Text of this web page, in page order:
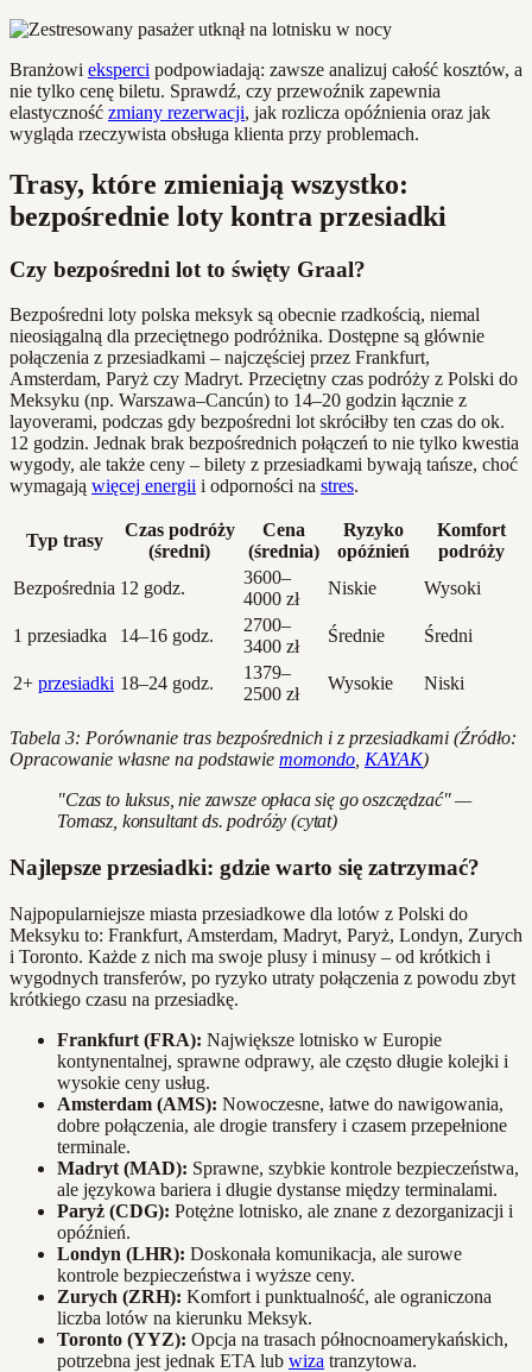
Branżowi eksperci podpowiadają: zawsze analizuj całość kosztów, a
nie tylko cenę biletu. Sprawdź, czy przewoźnik zapewnia
elastyczność zmiany rezerwacji, jak rozlicza opóźnienia oraz jak
wygląda rzeczywista obsługa klienta przy problemach.
Trasy, które zmieniają wszystko:
bezpośrednie loty kontra przesiadki
Czy bezpośredni lot to święty Graal?
Bezpośredni loty polska meksyk są obecnie rzadkością, niemal
nieosiągalną dla przeciętnego podróżnika. Dostępne są głównie
połączenia z przesiadkami – najczęściej przez Frankfurt,
Amsterdam, Paryż czy Madryt. Przeciętny czas podróży z Polski do
Meksyku (np. Warszawa–Cancún) to 14–20 godzin łącznie z
layoverami, podczas gdy bezpośredni lot skróciłby ten czas do ok.
12 godzin. Jednak brak bezpośrednich połączeń to nie tylko kwestia
wygody, ale także ceny – bilety z przesiadkami bywają tańsze, choć
wymagają więcej energii i odporności na stres.
Typ trasy
Czas podróży
(średni)
Cena
(średnia)
Ryzyko
opóźnień
Komfort
podróży
Bezpośrednia 12 godz.
3600–
4000 zł
Niskie Wysoki
1 przesiadka 14–16 godz.
2700–
3400 zł
Średnie Średni
2+ przesiadki 18–24 godz.
1379–
2500 zł
Wysokie Niski
Tabela 3: Porównanie tras bezpośrednich i z przesiadkami (Źródło:
Opracowanie własne na podstawie momondo KAYAK)
"Czas to luksus, nie zawsze opłaca się go oszczędzać" —
Tomasz, konsultant ds. podróży (cytat)
Najlepsze przesiadki: gdzie warto się zatrzymać?
Najpopularniejsze miasta przesiadkowe dla lotów z Polski do
Meksyku to: Frankfurt, Amsterdam, Madryt, Paryż, Londyn, Zurych
i Toronto. Każde z nich ma swoje plusy i minusy – od krótkich i
wygodnych transferów, po ryzyko utraty połączenia z powodu zbyt
krótkiego czasu na przesiadkę.
Frankfurt (FRA): Największe lotnisko w Europie
kontynentalnej, sprawne odprawy, ale często długie kolejki i
wysokie ceny usług.
Amsterdam (AMS): Nowoczesne, łatwe do nawigowania,
dobre połączenia, ale drogie transfery i czasem przepełnione
terminale.
Madryt (MAD): Sprawne, szybkie kontrole bezpieczeństwa,
ale językowa bariera i długie dystanse między terminalami.
Paryż (CDG): Potężne lotnisko, ale znane z dezorganizacji i
opóźnień.
Londyn (LHR): Doskonała komunikacja, ale surowe
kontrole bezpieczeństwa i wyższe ceny.
Zurych (ZRH): Komfort i punktualność, ale ograniczona
liczba lotów na kierunku Meksyk.
Toronto (YYZ): Opcja na trasach północnoamerykańskich,
potrzebna jest jednak ETA lub wiza tranzytowa.